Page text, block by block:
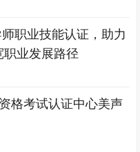
职业技能认证，助力
职业发展路径
格考试认证中心美声